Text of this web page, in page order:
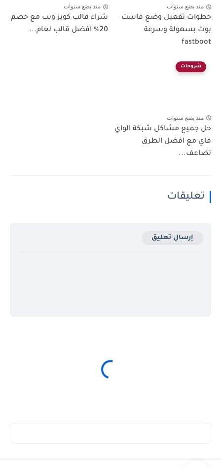
منذ بضع سنوات
خطوات تفعيل وضع فاست
بوت بسهولة وسرعة
fastboot
منذ بضع سنوات
شراء قالب كويز ويب مع خصم
20% افضل قالب لعام...
شروحات
منذ بضع سنوات
حل جميع مشاكل شبكة الواي
فاي مع افضل الطرق
تضاعف...
تعليقات
إرسال تعليق